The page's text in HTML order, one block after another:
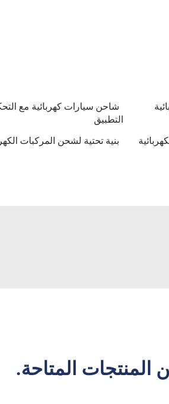
شاحن سيارات كهربائية مع
التطبيق
بنية تحتية لشحن المركبات
المتاحة.